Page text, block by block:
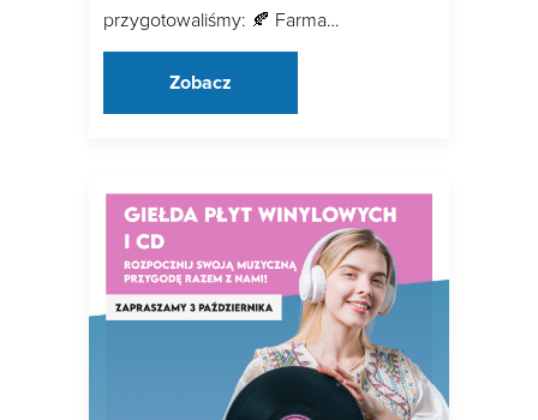
przygotowaliśmy: 🍂 Farma…
Zobacz